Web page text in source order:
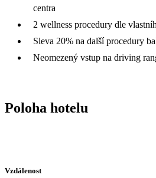
centra
2 wellness procedury dle
Sleva 20% na další procedury
Neomezený vstup na driving
Poloha hotelu
Vzdálenost